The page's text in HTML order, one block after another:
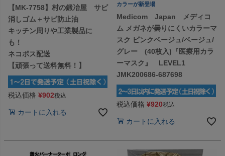
【MK-7758】村の鍛冶屋 サビ
消しゴム＋サビ防止油
キッチン周りや工業製品に
も！
ネコポス配送
【頑張って送料無料！】
税込価格 ¥902税込
カートに入れる
カラーが新登場
Medicom Japan メディコ
ム メガネが曇りにくいカラーマ
スク ピンクベージュ/ベージュ/
グレー (40枚入)『医療用カラ
ーマスク』 LEVEL1
JMK200686-687698
税込価格 ¥920税込
カートに入れる